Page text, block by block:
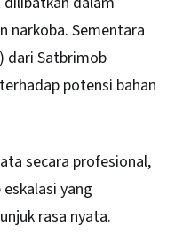
narkoba. Sementara
dari Satbrimob
potensi bahan
secara profesional,
yang
rasa nyata.